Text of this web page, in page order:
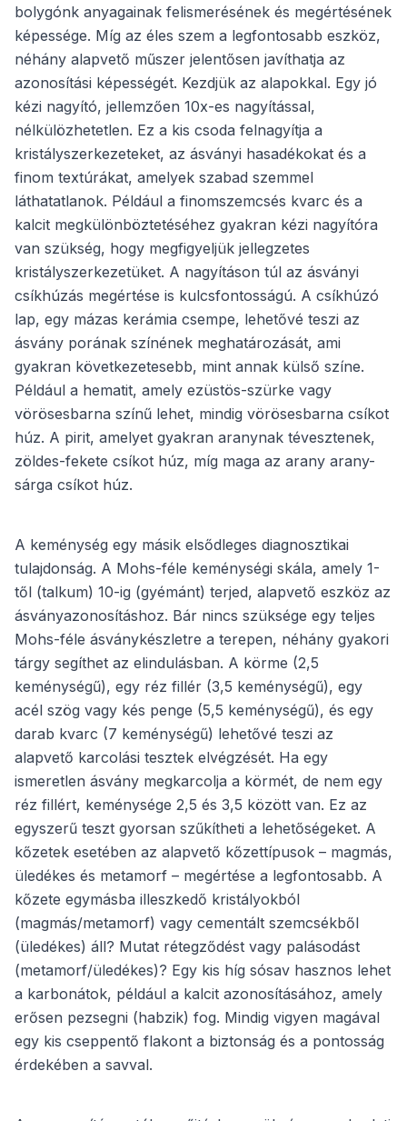
bolygónk anyagainak felismerésének és megértésének
képessége. Míg az éles szem a legfontosabb eszköz,
néhány alapvető műszer jelentősen javíthatja az
azonosítási képességét. Kezdjük az alapokkal. Egy jó
kézi nagyító, jellemzően 10x-es nagyítással,
nélkülözhetetlen. Ez a kis csoda felnagyítja a
kristályszerkezeteket, az ásványi hasadékokat és a
finom textúrákat, amelyek szabad szemmel
láthatatlanok. Például a finomszemcsés kvarc és a
kalcit megkülönböztetéséhez gyakran kézi nagyítóra
van szükség, hogy megfigyeljük jellegzetes
kristályszerkezetüket. A nagyításon túl az ásványi
csíkhúzás megértése is kulcsfontosságú. A csíkhúzó
lap, egy mázas kerámia csempe, lehetővé teszi az
ásvány porának színének meghatározását, ami
gyakran következetesebb, mint annak külső színe.
Például a hematit, amely ezüstös-szürke vagy
vörösesbarna színű lehet, mindig vörösesbarna csíkot
húz. A pirit, amelyet gyakran aranynak tévesztenek,
zöldes-fekete csíkot húz, míg maga az arany arany-
sárga csíkot húz.
A keménység egy másik elsődleges diagnosztikai
tulajdonság. A Mohs-féle keménységi skála, amely 1-
től (talkum) 10-ig (gyémánt) terjed, alapvető eszköz az
ásványazonosításhoz. Bár nincs szüksége egy teljes
Mohs-féle ásványkészletre a terepen, néhány gyakori
tárgy segíthet az elindulásban. A körme (2,5
keménységű), egy réz fillér (3,5 keménységű), egy
acél szög vagy kés penge (5,5 keménységű), és egy
darab kvarc (7 keménységű) lehetővé teszi az
alapvető karcolási tesztek elvégzését. Ha egy
ismeretlen ásvány megkarcolja a körmét, de nem egy
réz fillért, keménysége 2,5 és 3,5 között van. Ez az
egyszerű teszt gyorsan szűkítheti a lehetőségeket. A
kőzetek esetében az alapvető kőzettípusok – magmás,
üledékes és metamorf – megértése a legfontosabb. A
kőzete egymásba illeszkedő kristályokból
(magmás/metamorf) vagy cementált szemcsékből
(üledékes) áll? Mutat rétegződést vagy palásodást
(metamorf/üledékes)? Egy kis híg sósav hasznos lehet
a karbonátok, például a kalcit azonosításához, amely
erősen pezsegni (habzik) fog. Mindig vigyen magával
egy kis cseppentő flakont a biztonság és a pontosság
érdekében a savval.